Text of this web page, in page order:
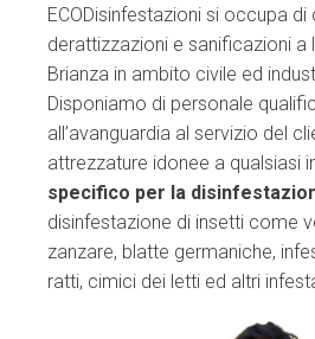
ECODisinfestazioni si occupa di
derattizzazioni e sanificazioni a
Brianza in ambito civile ed
Disponiamo di personale
all’avanguardia al servizio del
attrezzature idonee a qualsiasi
specifico per la
disinfestazione di insetti come
zanzare, blatte germaniche,
ratti, cimici dei letti ed altri